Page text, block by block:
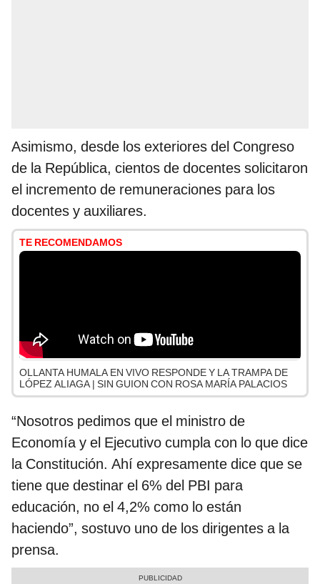
Asimismo, desde los exteriores del Congreso
de la República, cientos de docentes solicitaron
el incremento de remuneraciones para los
docentes y auxiliares.
TE RECOMENDAMOS
OLLANTA HUMALA EN VIVO RESPONDE Y LA TRAMPA DE
LÓPEZ ALIAGA | SIN GUION CON ROSA MARÍA PALACIOS
“Nosotros pedimos que el ministro de
Economía y el Ejecutivo cumpla con lo que dice
la Constitución. Ahí expresamente dice que se
tiene que destinar el 6% del PBI para
educación, no el 4,2% como lo están
haciendo”, sostuvo uno de los dirigentes a la
prensa.